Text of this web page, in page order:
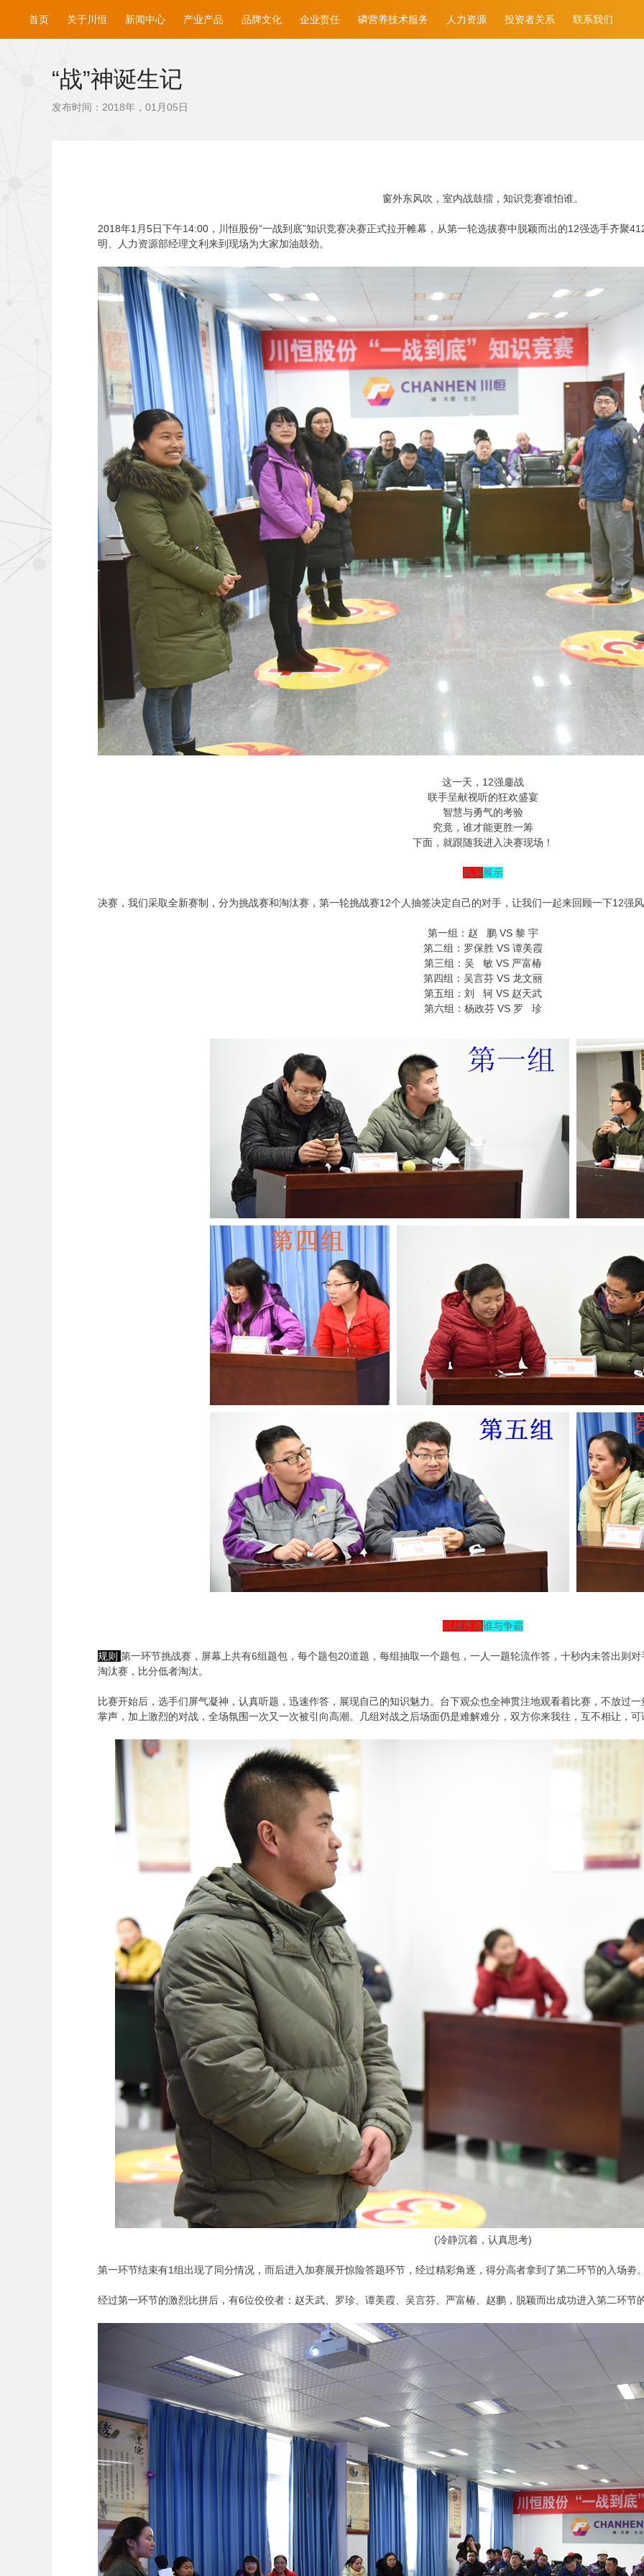
首页 关于川恒 新闻中心 产业产品 品牌文化 企业责任 磷营养技术服务 人力资源 投资者关系 联系我们
“战”神诞生记
发布时间：2018年，01月05日
窗外东风吹，室内战鼓擂，知识竞赛谁怕谁。
2018年1月5日下午14:00，川恒股份“一战到底”知识竞赛决赛正式拉开帷幕，从第一轮选拔赛中脱颖而出的12强选手齐聚
明、人力资源部经理文利来到现场为大家加油鼓劲。
这一天，12强鏖战
联手呈献视听的狂欢盛宴
智慧与勇气的考验
究竟，谁才能更胜一筹
下面，就跟随我进入决赛现场！
风采展示
决赛，我们采取全新赛制，分为挑战赛和淘汰赛，第一轮挑战赛12个人抽签决定自己的对手，让我们一起来回顾一下12强
第一组：赵 鹏 VS 黎 宇
第二组：罗保胜 VS 谭美霞
第三组：吴 敏 VS 严富椿
第四组：吴言芬 VS 龙文丽
第五组：刘 轲 VS 赵天武
第六组：杨政芬 VS 罗 珍
群雄逐鹿谁与争霸
规则 第一环节挑战赛，屏幕上共有6组题包，每个题包20道题，每组抽取一个题包，一人一题轮流作答，十秒内未答出则
淘汰赛，比分低者淘汰。
比赛开始后，选手们屏气凝神，认真听题，迅速作答，展现自己的知识魅力。台下观众也全神贯注地观看着比赛，不放过
掌声，加上激烈的对战，全场氛围一次又一次被引向高潮。几组对战之后场面仍是难解难分，双方你来我往，互不相让，
(冷静沉着，认真思考)
第一环节结束有1组出现了同分情况，而后进入加赛展开惊险答题环节，经过精彩角逐，得分高者拿到了第二环节的入场劵
经过第一环节的激烈比拼后，有6位佼佼者：赵天武、罗珍、谭美霞、吴言芬、严富椿、赵鹏，脱颖而出成功进入第二环节